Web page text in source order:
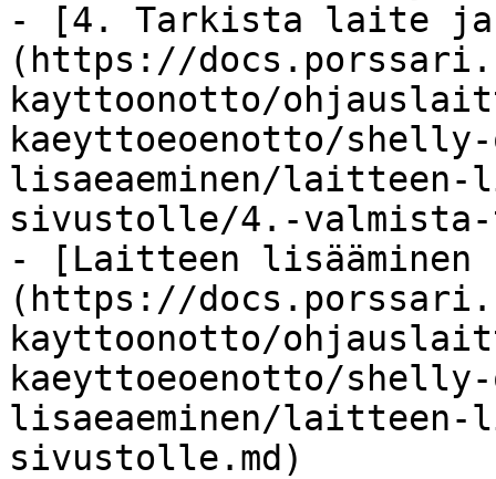
- [4. Tarkista laite ja
(https://
kayttoonotto/
kaeyttoeoenotto/shelly-
lisaeaeminen/laitteen-
sivustolle/4.-
- [Laitteen lisääminen
(https://
kayttoonotto/
kaeyttoeoenotto/shelly-
lisaeaeminen/laitteen-
sivustolle.md)